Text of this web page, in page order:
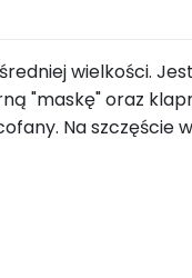
wielkości.
"maskę" oraz
Na szczęście